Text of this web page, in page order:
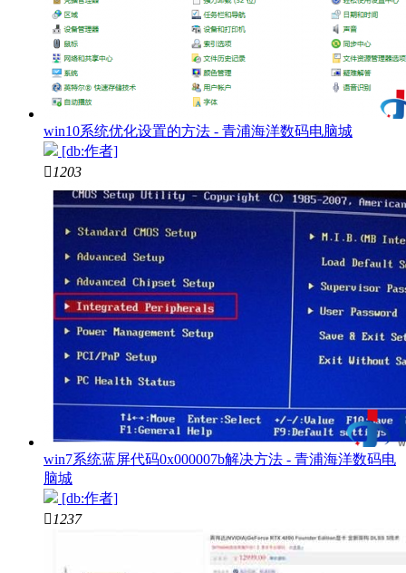
win10系统优化设置的方法 - 青浦海洋数码电脑城
[db:作者]
 1203
win7系统蓝屏代码0x000007b解决方法 - 青浦海洋数码电
脑城
[db:作者]
 1237